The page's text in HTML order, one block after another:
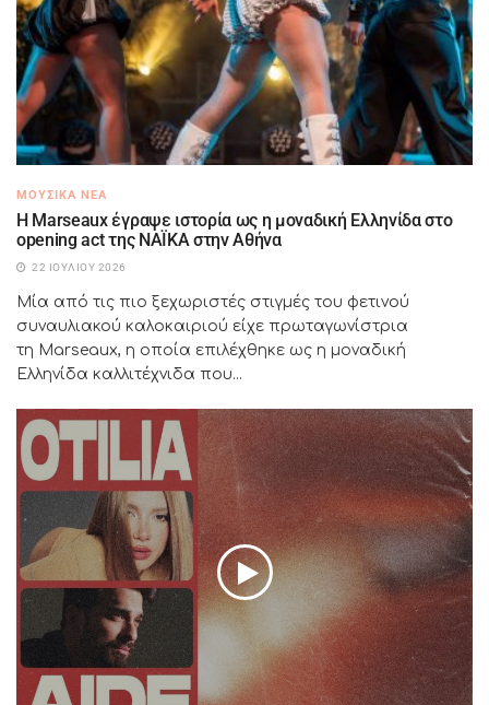
ΜΟΥΣΙΚΆ ΝΈΑ
H Marseaux έγραψε ιστορία ως η μοναδική Ελληνίδα στο
opening act της NAÏKA στην Αθήνα
22 ΙΟΥΛΊΟΥ 2026
Μία από τις πιο ξεχωριστές στιγμές του φετινού
συναυλιακού καλοκαιριού είχε πρωταγωνίστρια
τη Marseaux, η οποία επιλέχθηκε ως η μοναδική
Ελληνίδα καλλιτέχνιδα που...